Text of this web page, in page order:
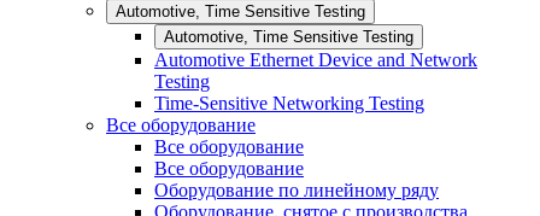
Automotive, Time Sensitive Testing
Automotive, Time Sensitive Testing
Automotive Ethernet Device and Network
Testing
Time-Sensitive Networking Testing
Все оборудование
Все оборудование
Все оборудование
Оборудование по линейному ряду